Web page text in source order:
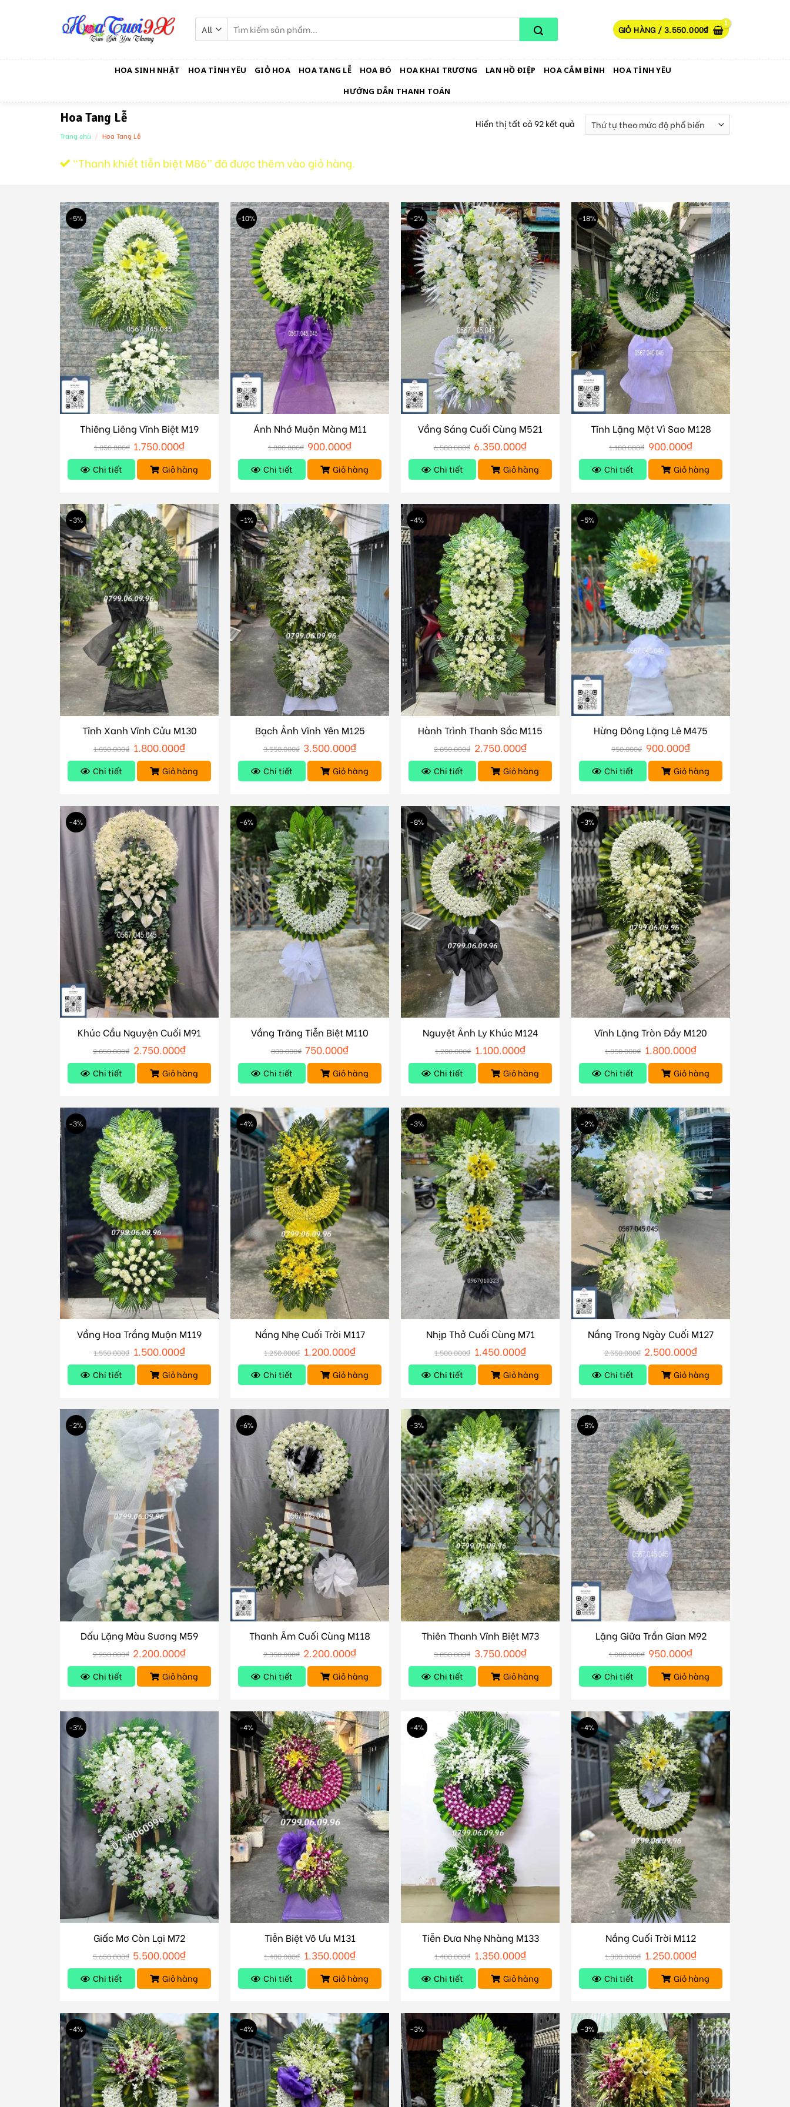
kiếm:
GIỎ HÀNG / 3.550.000₫
HOA SINH NHẬT HOA TÌNH YÊU GIỎ HOA HOA TANG LỄ HOA BÓ HOA KHAI TRƯƠNG LAN HỒ ĐIỆP HOA CẮM BÌNH
HOA TÌNH YÊU
HƯỚNG DẪN THANH TOÁN
Hoa Tang Lễ
Trang chủ / Hoa Tang Lễ
Hiển thị tất cả 92 kết quả
“Thanh khiết tiễn biệt M86” đã được thêm vào giỏ hàng.
-5%
Thiêng Liêng Vĩnh Biệt M19
1.850.000₫ 1.750.000₫
Chi tiết Giỏ hàng
-10%
Ánh Nhớ Muộn Màng M11
1.000.000₫ 900.000₫
Chi tiết Giỏ hàng
-2%
Vầng Sáng Cuối Cùng M521
6.500.000₫ 6.350.000₫
Chi tiết Giỏ hàng
-18%
Tĩnh Lặng Một Vì Sao M128
1.100.000₫ 900.000₫
Chi tiết Giỏ hàng
-3%
Tĩnh Xanh Vĩnh Cửu M130
1.850.000₫ 1.800.000₫
Chi tiết Giỏ hàng
-1%
Bạch Ảnh Vĩnh Yên M125
3.550.000₫ 3.500.000₫
Chi tiết Giỏ hàng
-4%
Hành Trình Thanh Sắc M115
2.850.000₫ 2.750.000₫
Chi tiết Giỏ hàng
-5%
Hừng Đông Lặng Lẽ M475
950.000₫ 900.000₫
Chi tiết Giỏ hàng
-4%
Khúc Cầu Nguyện Cuối M91
2.850.000₫ 2.750.000₫
Chi tiết Giỏ hàng
-6%
Vầng Trăng Tiễn Biệt M110
800.000₫ 750.000₫
Chi tiết Giỏ hàng
-8%
Nguyệt Ảnh Ly Khúc M124
1.200.000₫ 1.100.000₫
Chi tiết Giỏ hàng
-3%
Vĩnh Lặng Tròn Đầy M120
1.850.000₫ 1.800.000₫
Chi tiết Giỏ hàng
-3%
Vầng Hoa Trắng Muộn M119
1.550.000₫ 1.500.000₫
Chi tiết Giỏ hàng
-4%
Nắng Nhẹ Cuối Trời M117
1.250.000₫ 1.200.000₫
Chi tiết Giỏ hàng
-3%
Nhịp Thở Cuối Cùng M71
1.500.000₫ 1.450.000₫
Chi tiết Giỏ hàng
-2%
Nắng Trong Ngày Cuối M127
2.550.000₫ 2.500.000₫
Chi tiết Giỏ hàng
-2%
Dấu Lặng Màu Sương M59
2.250.000₫ 2.200.000₫
Chi tiết Giỏ hàng
-6%
Thanh Âm Cuối Cùng M118
2.350.000₫ 2.200.000₫
Chi tiết Giỏ hàng
-3%
Thiên Thanh Vĩnh Biệt M73
3.850.000₫ 3.750.000₫
Chi tiết Giỏ hàng
-5%
Lặng Giữa Trần Gian M92
1.000.000₫ 950.000₫
Chi tiết Giỏ hàng
-3%
Giấc Mơ Còn Lại M72
5.650.000₫ 5.500.000₫
Chi tiết Giỏ hàng
-4%
Tiễn Biệt Vô Ưu M131
1.400.000₫ 1.350.000₫
Chi tiết Giỏ hàng
-4%
Tiễn Đưa Nhẹ Nhàng M133
1.400.000₫ 1.350.000₫
Chi tiết Giỏ hàng
-4%
Nắng Cuối Trời M112
1.300.000₫ 1.250.000₫
Chi tiết Giỏ hàng
-4% -4% -3% -3%